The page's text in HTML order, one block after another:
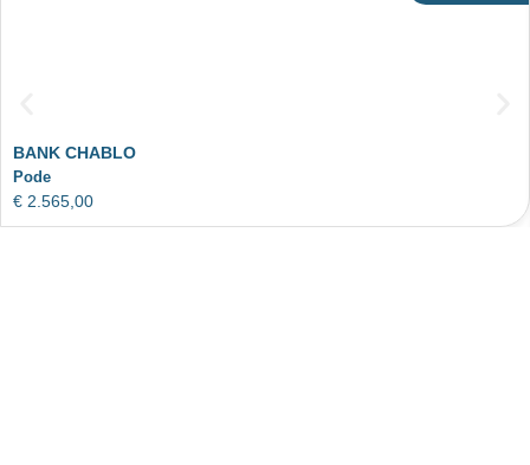
BANK CHABLO
Pode
€ 2.565,00